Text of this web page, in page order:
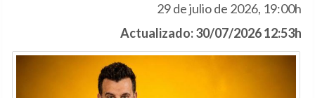
29 de julio de 2026, 19:00h
Actualizado: 30/07/2026 12:53h